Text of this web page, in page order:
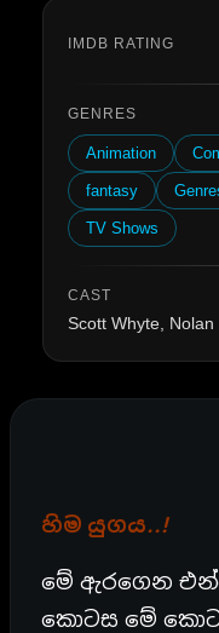
IMDB RATING
GENRES
Animation
fantasy
TV Shows
CAST
Scott Whyte,
හිම යුගය..!
මේ ඇරගෙන
කොටස මේ